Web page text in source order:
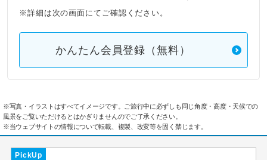
※詳細は次の画面にてご確認ください。
かんたん会員登録（無料）
※写真・イラストはすべてイメージです。ご旅行中に必ずしも同じ角度・高度・天候での
風景をご覧いただけるとはかぎりませんのでご了承ください。
※当ウェブサイトの情報について転載、複製、改変等を固く禁じます。
PickUp